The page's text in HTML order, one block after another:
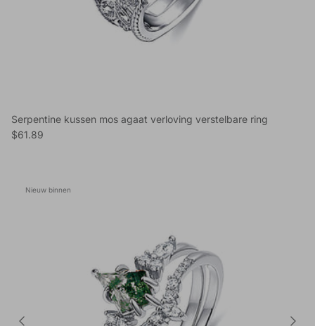
Serpentine kussen mos agaat verloving verstelbare ring
Reguliere prijs
$61.89
Nieuw binnen